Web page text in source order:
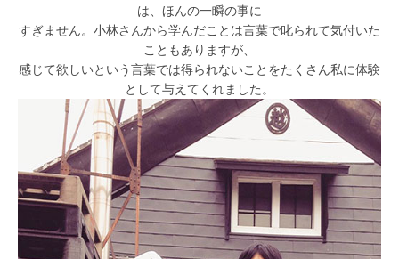
は、ほんの一瞬の事に
すぎません。小林さんから学んだことは言葉で叱られて気付いた
こともありますが、
感じて欲しいという言葉では得られないことをたくさん私に体験
として与えてくれました。